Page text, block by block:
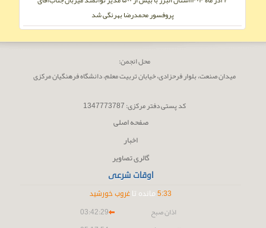
پروفسور محمدرضا بهرنگی شد
محل انجمن:
میدان صنعت، بلوار فرحزادى، خیابان تربیت معلم، دانشگاه فرھنگیان مرکزى
کد پستى دفتر مرکزی: 1347773787
صفحه اصلی
اخبار
گالری تصاویر
اوقات شرعی
5:33 مانده تا غروب خورشید
اذان صبح
03:42:29